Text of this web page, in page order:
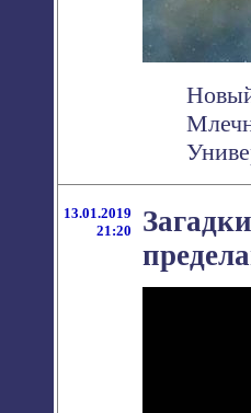
13.01.2019
21:20